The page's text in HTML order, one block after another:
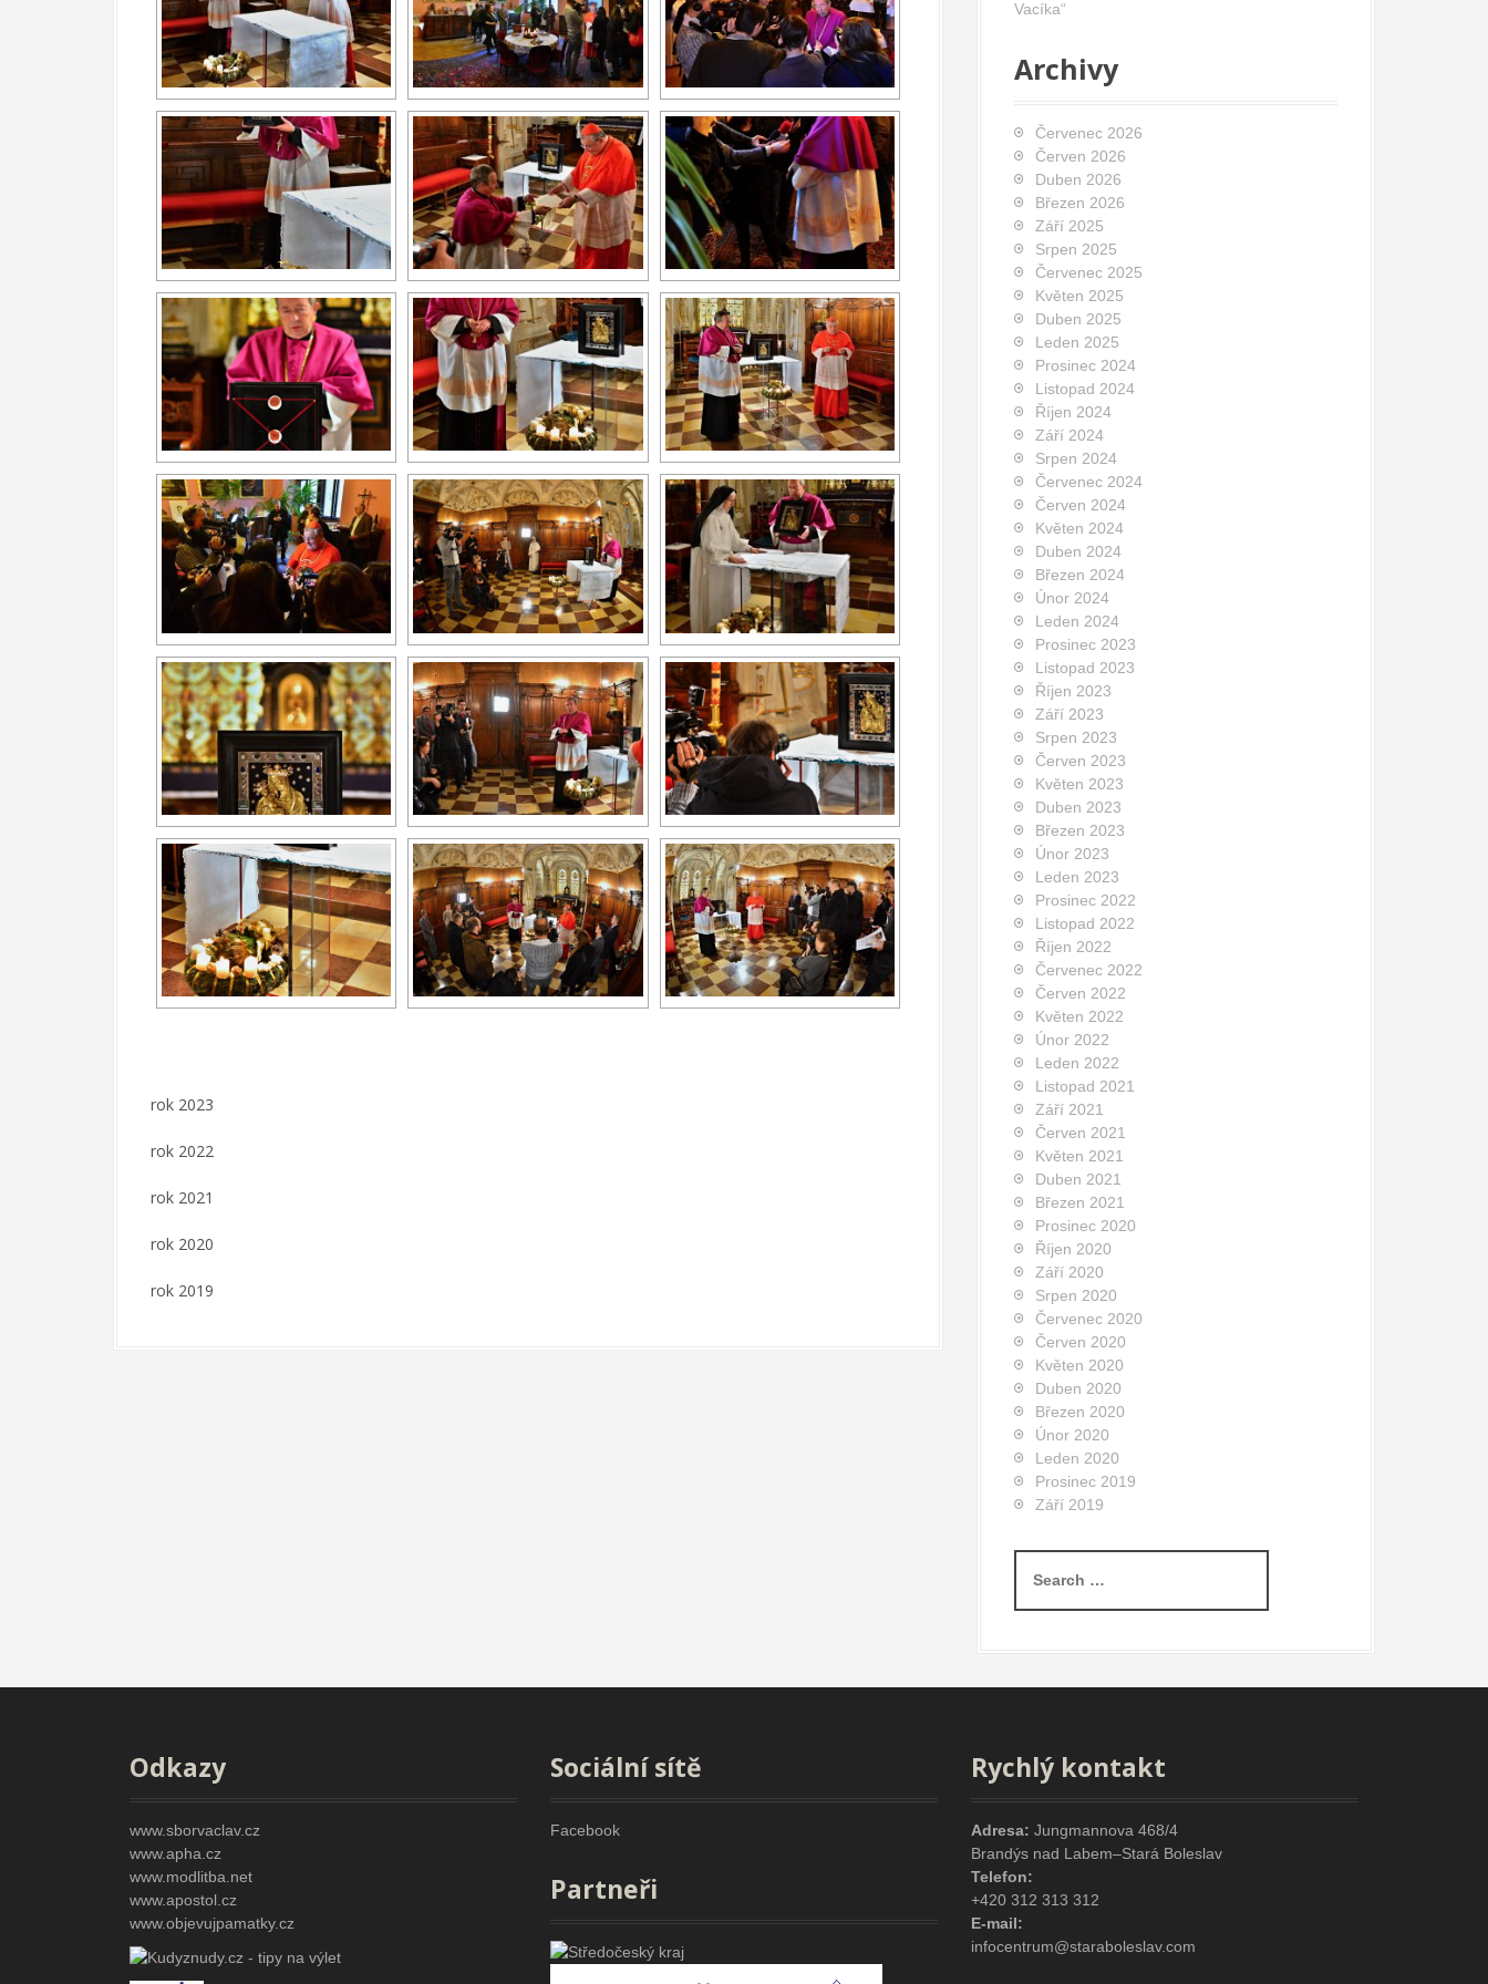
rok 2023
rok 2022
rok 2021
rok 2020
rok 2019
Vacíka“
Archivy
Červenec 2026
Červen 2026
Duben 2026
Březen 2026
Září 2025
Srpen 2025
Červenec 2025
Květen 2025
Duben 2025
Leden 2025
Prosinec 2024
Listopad 2024
Říjen 2024
Září 2024
Srpen 2024
Červenec 2024
Červen 2024
Květen 2024
Duben 2024
Březen 2024
Únor 2024
Leden 2024
Prosinec 2023
Listopad 2023
Říjen 2023
Září 2023
Srpen 2023
Červen 2023
Květen 2023
Duben 2023
Březen 2023
Únor 2023
Leden 2023
Prosinec 2022
Listopad 2022
Říjen 2022
Červenec 2022
Červen 2022
Květen 2022
Únor 2022
Leden 2022
Listopad 2021
Září 2021
Červen 2021
Květen 2021
Duben 2021
Březen 2021
Prosinec 2020
Říjen 2020
Září 2020
Srpen 2020
Červenec 2020
Červen 2020
Květen 2020
Duben 2020
Březen 2020
Únor 2020
Leden 2020
Prosinec 2019
Září 2019
a
:
Odkazy
www.sborvaclav.cz
www.apha.cz
www.modlitba.net
www.apostol.cz
www.objevujpamatky.cz
Sociální sítě
Facebook
Partneři
Rychlý kontakt
Adresa: Jungmannova 468/4
Brandýs nad Labem–Stará Boleslav
Telefon:
+420 312 313 312
E-mail:
infocentrum@staraboleslav.com